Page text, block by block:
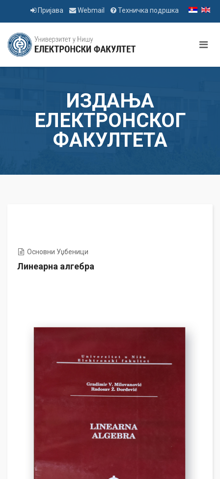
Пријава Webmail Техничка подршка
ИЗДАЊА
ЕЛЕКТРОНСКОГ
ФАКУЛТЕТА
Основни Уџбеници
Линеарна алгебра